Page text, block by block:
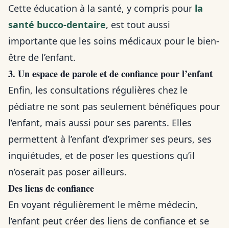
Cette éducation à la santé, y compris pour la
santé bucco-dentaire, est tout aussi
importante que les soins médicaux pour le bien-
être de l’enfant.
3. Un espace de parole et de confiance pour l’enfant
Enfin, les consultations régulières chez le
pédiatre ne sont pas seulement bénéfiques pour
l’enfant, mais aussi pour ses parents. Elles
permettent à l’enfant d’exprimer ses peurs, ses
inquiétudes, et de poser les questions qu’il
n’oserait pas poser ailleurs.
Des liens de confiance
En voyant régulièrement le même médecin,
l’enfant peut créer des liens de confiance et se